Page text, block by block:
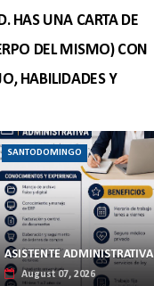
HAS UNA CARTA DE
DEL MISMO) CON
HABILIDADES Y
SANTODOMINGO
ASISTENTE ADMINISTRATIVA
August 07, 2026